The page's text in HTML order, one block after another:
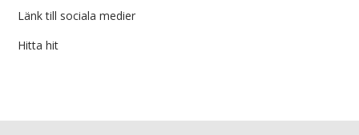
Länk till sociala medier
Hitta hit